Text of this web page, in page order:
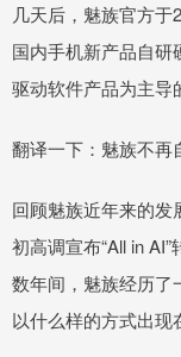
几天后，魅族官方于
国内手机新产品自研
驱动软件产品为主导
翻译一下：魅族不再
回顾魅族近年来的发
初高调宣布“All in
数年间，魅族经历了
以什么样的方式出现